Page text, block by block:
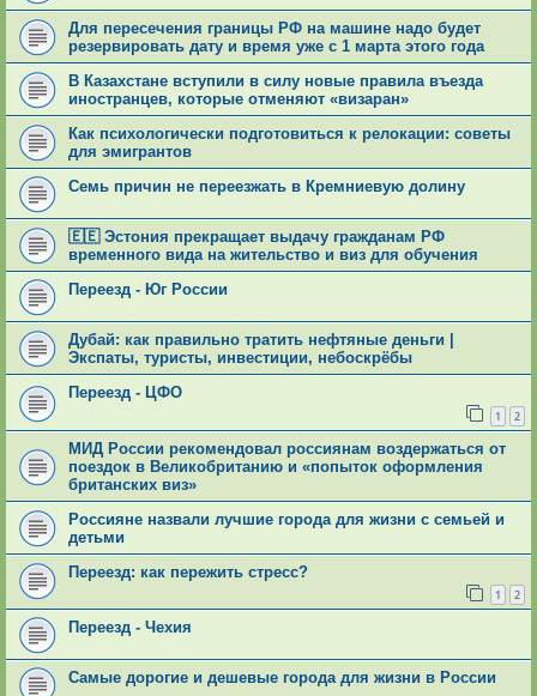
Для пересечения границы РФ на машине надо будет
резервировать дату и время уже с 1 марта этого года
В Казахстане вступили в силу новые правила въезда
иностранцев, которые отменяют «визаран»
Как психологически подготовиться к релокации: советы
для эмигрантов
Семь причин не переезжать в Кремниевую долину
🇪🇪 Эстония прекращает выдачу гражданам РФ
временного вида на жительство и виз для обучения
Переезд - Юг России
Дубай: как правильно тратить нефтяные деньги |
Экспаты, туристы, инвестиции, небоскрёбы
Переезд - ЦФО
1 2
МИД России рекомендовал россиянам воздержаться от
поездок в Великобританию и «попыток оформления
британских виз»
Россияне назвали лучшие города для жизни с семьей и
детьми
Переезд: как пережить стресс?
1 2
Переезд - Чехия
Самые дорогие и дешевые города для жизни в России